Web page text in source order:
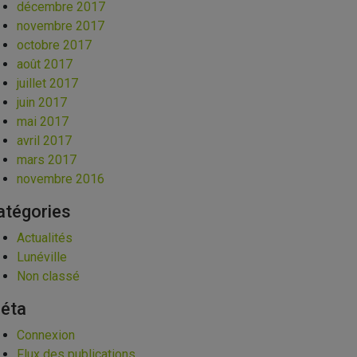
décembre 2017
novembre 2017
octobre 2017
août 2017
juillet 2017
juin 2017
mai 2017
avril 2017
mars 2017
novembre 2016
Actualités
Lunéville
Non classé
Connexion